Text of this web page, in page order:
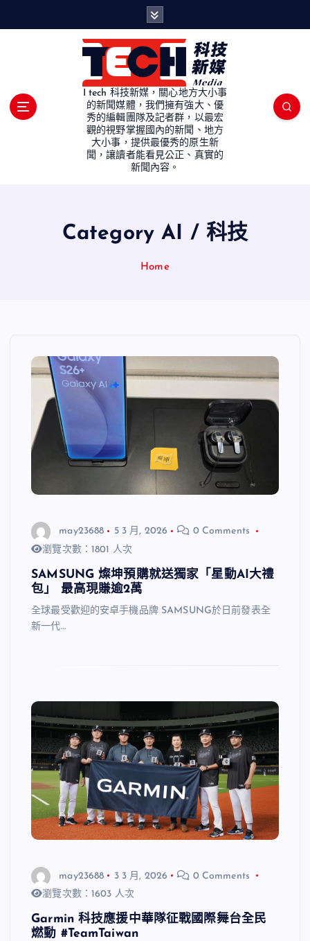
I tech 科技新媒，關心地方大小事
的新聞媒體，我們擁有強大、優
秀的編輯團隊及記者群，以最宏
觀的視野掌握國內的新聞、地方
大小事，提供最優秀的原生新
聞，讓讀者能看見公正、真實的
新聞內容。
Category AI / 科技
Home
may23688 5 3 月, 2026
0 Comments
瀏覽次數：1801 人次
SAMSUNG 燦坤預購就送獨家「星動AI大禮
包」 最高現賺逾2萬
全球最受歡迎的安卓手機品牌 SAMSUNG於日前發表全
新一代…
may23688 3 3 月, 2026
0 Comments
瀏覽次數：1603 人次
Garmin 科技應援中華隊征戰國際舞台全民
燃動 #TeamTaiwan